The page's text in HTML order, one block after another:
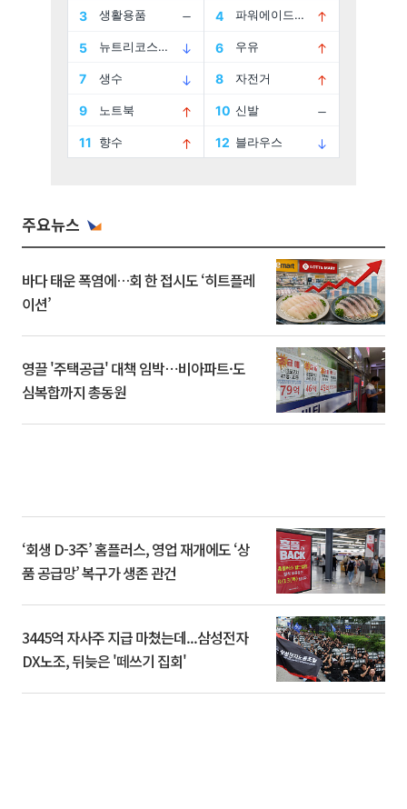
주요뉴스
바다 태운 폭염에…회 한 접시도 ‘히트플레
이션’
영끌 '주택공급' 대책 임박⋯비아파트·도
심복합까지 총동원
‘회생 D-3주’ 홈플러스, 영업 재개에도 ‘상
품 공급망’ 복구가 생존 관건
3445억 자사주 지급 마쳤는데...삼성전자
DX노조, 뒤늦은 '떼쓰기 집회'